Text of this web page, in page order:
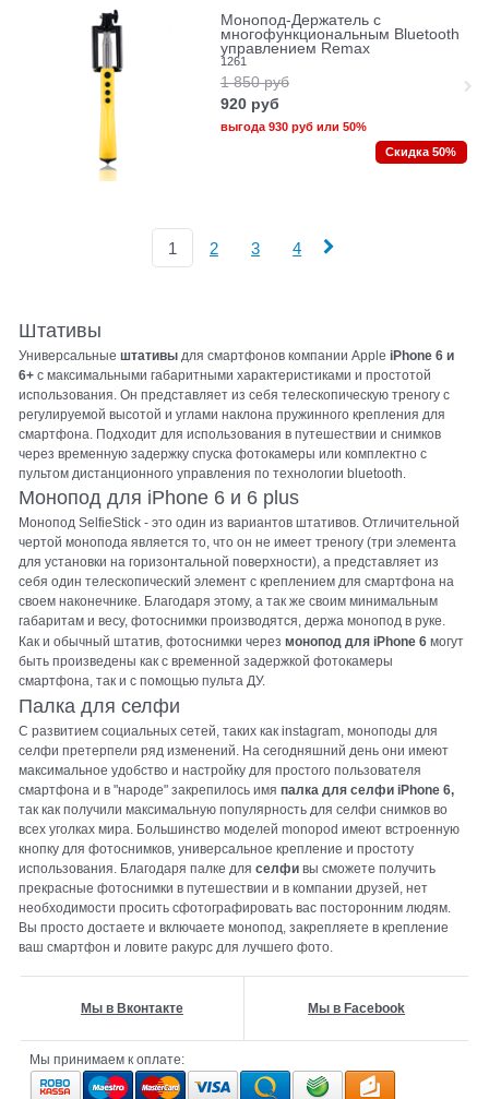
Монопод-Держатель c
многофункциональным Bluetooth
управлением Remax
1261
1 850 руб
920 руб
выгода 930 рубили 50%
Скидка 50%
1 2 3 4
Штативы
Универсальныештативы для смартфонов компании AppleiPhone 6 и
6+ с максимальными габаритными характеристиками и простотой
использования. Он представляет из себя телескопическую треногу с
регулируемой высотой и углами наклона пружинного крепления для
смартфона. Подходит для использования в путешествии и снимков
через временную задержку спуска фотокамеры или комплектно с
пультом дистанционного управления по технологии bluetooth.
Монопод для iPhone 6 и 6 plus
Монопод SelfieStick - это один из вариантов штативов. Отличительной
чертой монопода является то, что он не имеет треногу (три элемента
для установки на горизонтальной поверхности), а представляет из
себя один телескопический элемент с креплением для смартфона на
своем наконечнике. Благодаря этому, а так же своим минимальным
габаритам и весу, фотоснимки производятся, держа монопод в руке.
Как и обычный штатив, фотоснимки черезмонопод для iPhone 6 могут
быть произведены как с временной задержкой фотокамеры
смартфона, так и с помощью пульта ДУ.
Палка для селфи
С развитием социальных сетей, таких как instagram, моноподы для
селфи претерпели ряд изменений. На сегодняшний день они имеют
максимальное удобство и настройку для простого пользователя
смартфона и в "народе" закрепилось имяпалка для селфи iPhone 6,
так как получили максимальную популярность для селфи снимков во
всех уголках мира. Большинство моделей monopod имеют встроенную
кнопку для фотоснимков, универсальное крепление и простоту
использования. Благодаря палке дляселфи вы сможете получить
прекрасные фотоснимки в путешествии и в компании друзей, нет
необходимости просить сфотографировать вас посторонним людям.
Вы просто достаете и включаете монопод, закрепляете в крепление
ваш смартфон и ловите ракурс для лучшего фото.
Мы в Вконтакте Мы в Facebook
Мы принимаем к оплате: